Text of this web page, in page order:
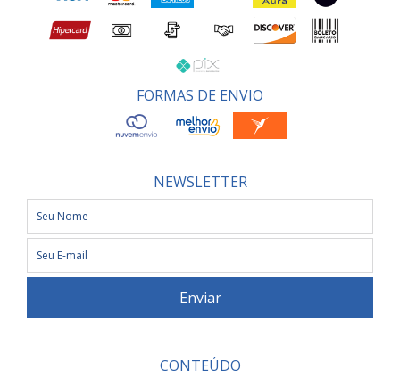
FORMAS DE ENVIO
NEWSLETTER
CONTEÚDO